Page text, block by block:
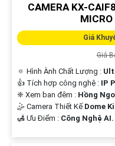
CAMERA KX-
MICRO
Giá
Giá
🔅 Hình Ành Chất Lượng :
👍 Tích hợp công nghệ : IP
❈ Xem ban đêm : Hồng
🤹 Camera Thiết Kế Dome
️🛃 Ưu Điểm : Công Nghệ AI.